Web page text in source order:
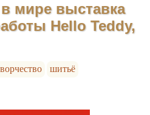
мире выставка
Hello Teddy,
шитьё